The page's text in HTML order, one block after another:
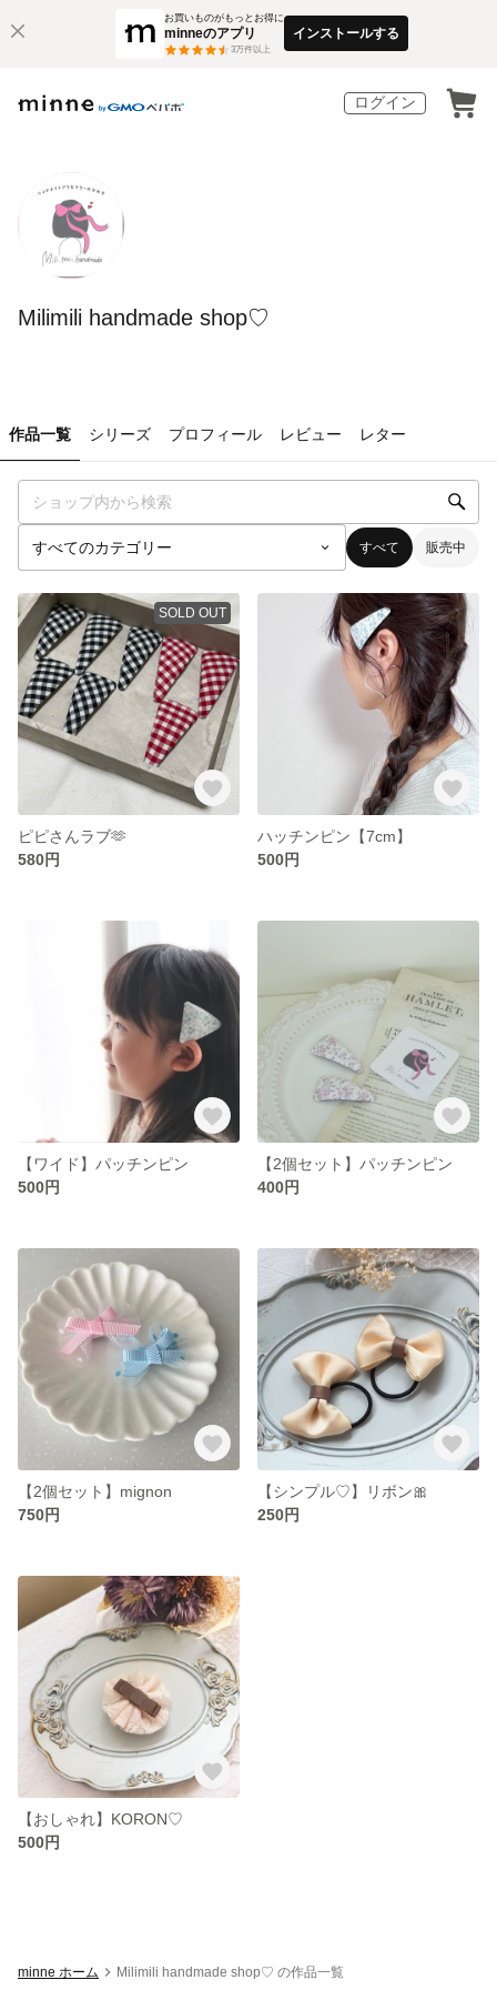
お買いものがもっとお得に
minneのアプリ
3万件以上
インストールする
ログイン
Milimili handmade shop♡
作品一覧 シリーズ プロフィール レビュー レター
すべて 販売中
SOLD OUT
ピピさんラブ🫶
580円
ハッチンピン【7cm】
500円
【ワイド】パッチンピン
500円
【2個セット】パッチンピン
400円
【2個セット】mignon
750円
【シンプル♡】リボン🎀
250円
【おしゃれ】KORON♡
500円
minne ホーム Milimili handmade shop♡ の作品一覧